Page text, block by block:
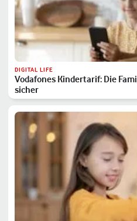
DIGITAL LIFE
Vodafones Kindertarif: Die
sicher